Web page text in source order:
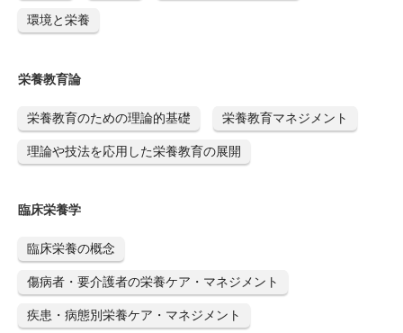
環境と栄養
栄養教育論
栄養教育のための理論的基礎 栄養教育マネジメント
理論や技法を応用した栄養教育の展開
臨床栄養学
臨床栄養の概念
傷病者・要介護者の栄養ケア・マネジメント
疾患・病態別栄養ケア・マネジメント